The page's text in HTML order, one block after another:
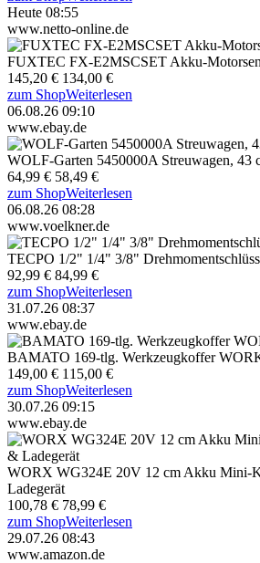
Heute 08:55
www.netto-online.de
FUXTEC FX-E2MSCSET Akku-
145,20 € 134,00 €
zum ShopWeiterlesen
06.08.26 09:10
www.ebay.de
WOLF-Garten 5450000A Streuwagen, 43
64,99 € 58,49 €
zum ShopWeiterlesen
06.08.26 08:28
www.voelkner.de
TECPO 1/2" 1/4" 3/8"
92,99 € 84,99 €
zum ShopWeiterlesen
31.07.26 08:37
www.ebay.de
BAMATO 169-tlg. Werkzeugkoffer
149,00 € 115,00 €
zum ShopWeiterlesen
30.07.26 09:15
www.ebay.de
WORX WG324E 20V 12 cm Akku Mini-
Ladegerät
100,78 € 78,99 €
zum ShopWeiterlesen
29.07.26 08:43
www.amazon.de